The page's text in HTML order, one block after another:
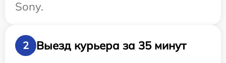
Sony.
2
Выезд курьера за 35 минут